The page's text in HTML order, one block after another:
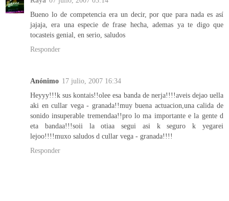
Bueno lo de competencia era un decir, por que para nada es así
jajaja, era una especie de frase hecha, ademas ya te digo que
tocasteis genial, en serio, saludos
Responder
Anónimo 17 julio, 2007 16:34
Heyyy!!!k sus kontais!!olee esa banda de nerja!!!!aveis dejao uella
aki en cullar vega - granada!!muy buena actuacion,una calida de
sonido insuperable tremendaa!!pro lo ma importante e la gente d
eta bandaa!!!soii la otiaa segui asi k seguro k yegarei
lejoo!!!!muxo saludos d cullar vega - granada!!!!
Responder